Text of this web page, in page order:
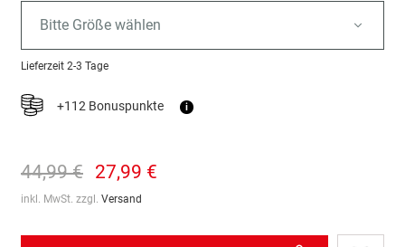
Bitte Größe wählen
Lieferzeit 2-3 Tage
+112 Bonuspunkte i
44,99 € 27,99 €
inkl. MwSt. zzgl. Versand